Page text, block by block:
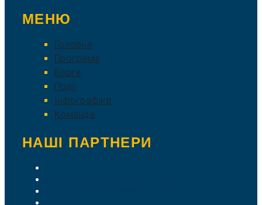
МЕНЮ
Головна
Програма
Блоги
Події
Інфографіка
Команда
НАШІ ПАРТНЕРИ